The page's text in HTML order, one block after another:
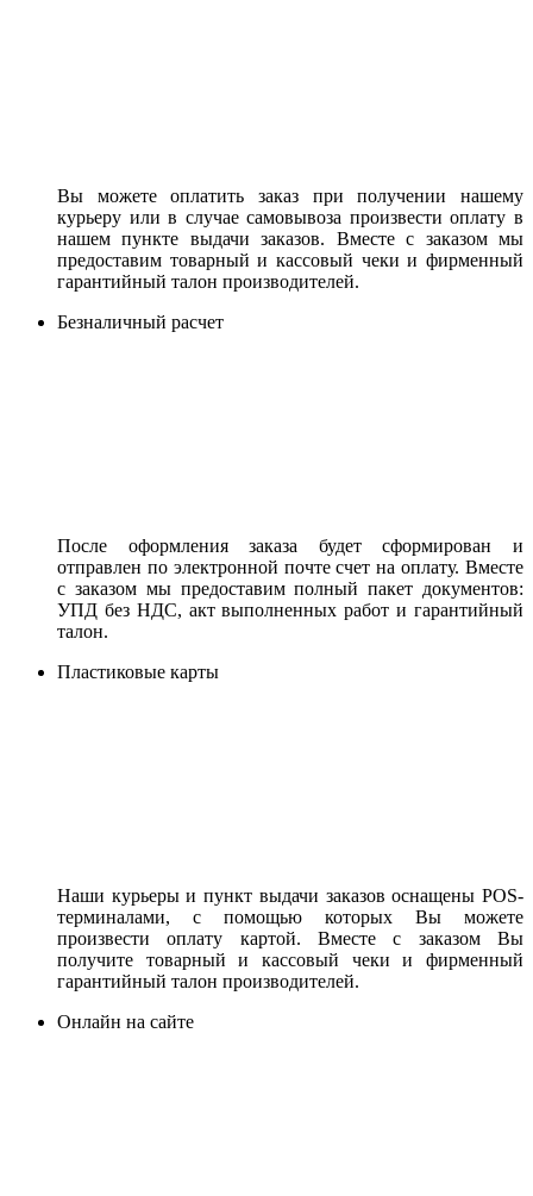
Вы можете оплатить заказ при получении нашему
курьеру или в случае самовывоза произвести оплату в
нашем пункте выдачи заказов. Вместе с заказом мы
предоставим товарный и кассовый чеки и фирменный
гарантийный талон производителей.
Безналичный расчет
После оформления заказа будет сформирован и
отправлен по электронной почте счет на оплату. Вместе
с заказом мы предоставим полный пакет документов:
УПД без НДС, акт выполненных работ и гарантийный
талон.
Пластиковые карты
Наши курьеры и пункт выдачи заказов оснащены POS-
терминалами, с помощью которых Вы можете
произвести оплату картой. Вместе с заказом Вы
получите товарный и кассовый чеки и фирменный
гарантийный талон производителей.
Онлайн на сайте